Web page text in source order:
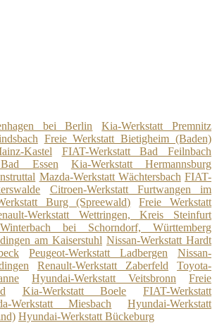
bei Berlin
Kia-Werkstatt Premnitz
Freie Werkstatt Bietigheim (Baden)
Kastel
FIAT-Werkstatt Bad Feilnbach
Bad Essen
Kia-Werkstatt Hermannsburg
Mazda-Werkstatt Wächtersbach FIAT-
Citroen-Werkstatt Furtwangen im
Burg (Spreewald)
Freie Werkstatt
Werkstatt Wettringen, Kreis Steinfurt
Winterbach bei Schorndorf, Württemberg
am Kaiserstuhl Nissan-Werkstatt Hardt
Peugeot-Werkstatt Ladbergen
Nissan-
Renault-Werkstatt Zaberfeld
Toyota-
Hyundai-Werkstatt Veitsbronn
Freie
Kia-Werkstatt Boele
FIAT-Werkstatt
Werkstatt Miesbach
Hyundai-Werkstatt
Hyundai-Werkstatt Bückeburg